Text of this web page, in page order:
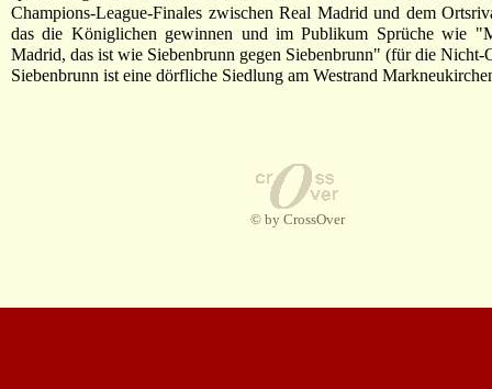
Champions-League-Finales zwischen Real Madrid und dem
das die Königlichen gewinnen und im Publikum Sprüche wie
Madrid, das ist wie Siebenbrunn gegen Siebenbrunn" (für die Nicht-
Siebenbrunn ist eine dörfliche Siedlung am Westrand
© by CrossOver